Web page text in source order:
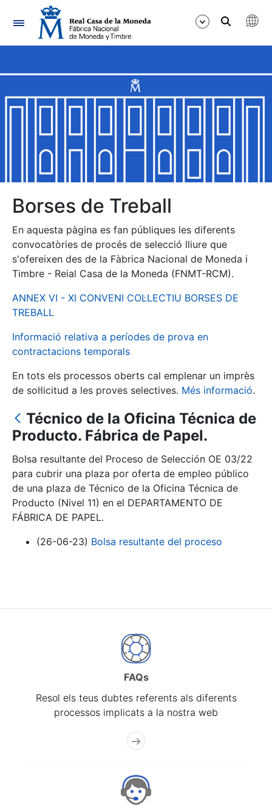
Navegació
Mostra/Amaga
Mostra/Amaga
Mostra/Amaga
Mostra/Amaga
Mostra/Amaga
Mostra/Amaga
Mostra/Amaga
Borses de Treball
En aquesta pàgina es fan públiques les diferents
convocatòries de procés de selecció lliure que
s'ofereixen des de la Fàbrica Nacional de Moneda i
Timbre - Reial Casa de la Moneda (FNMT-RCM).
ANNEX VI - XI CONVENI COL·LECTIU BORSES DE
TREBALL
Informació relativa a períodes de prova en
contractacions temporals
En tots els processos oberts cal emplenar un imprès
de sol·licitud a les proves selectives. Més informació.
Técnico de la Oficina Técnica de
Producto. Fábrica de Papel.
Bolsa resultante del Proceso de Selección OE 03/22
para cubrir una plaza por oferta de empleo público
de una plaza de Técnico de la Oficina Técnica de
Producto (Nivel 11) en el DEPARTAMENTO DE
FÁBRICA DE PAPEL.
(26-06-23) Bolsa resultante del proceso
FAQs
Resol els teus dubtes referents als diferents
processos implicats a la nostra web